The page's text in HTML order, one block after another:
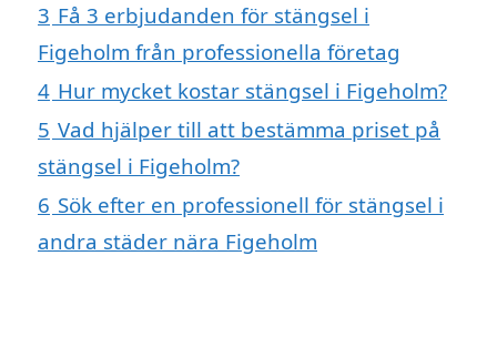
3 Få 3 erbjudanden för stängsel i
Figeholm från professionella företag
4 Hur mycket kostar stängsel i Figeholm?
5 Vad hjälper till att bestämma priset på
stängsel i Figeholm?
6 Sök efter en professionell för stängsel i
andra städer nära Figeholm